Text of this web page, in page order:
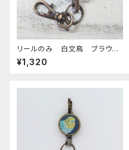
リールのみ 白文鳥 ブラウ
ン 文鳥 ぶんちょう ブンチョ
ウ
¥1,320